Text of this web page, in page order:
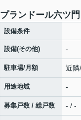
プランドール六ツ
設備条件
設備(その他) -
駐車場/月額 近
用途地域 -
募集戸数 / 総戸数 - / -